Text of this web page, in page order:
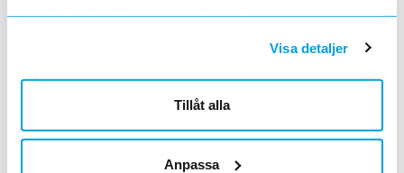
samlat in när du har använt deras tjänster.
Visa detaljer
Tillåt alla
Anpassa
Lägg i kundvagn
ELMÄTARE 1-F 6A ST RS485
Varumärke ABB
43911,336792